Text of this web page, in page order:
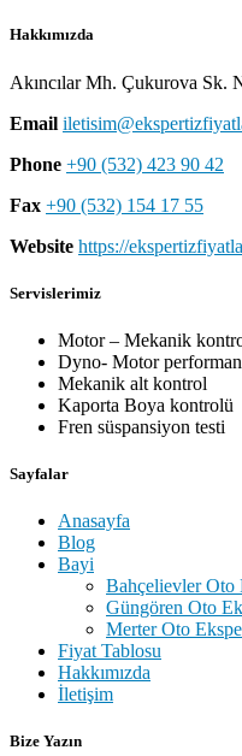
Hakkımızda
Akıncılar Mh. Çukurova
Email
Phone +90 (532) 423 90 42
Fax +90 (532) 154 17 55
Website https://
Servislerimiz
Motor – Mekanik
Dyno- Motor
Mekanik alt kontrol
Kaporta Boya kontrolü
Fren süspansiyon testi
Sayfalar
Anasayfa
Blog
Bayi
Bahçelievler Oto
Güngören Oto
Merter Oto
Fiyat Tablosu
Hakkımızda
İletişim
Bize Yazın